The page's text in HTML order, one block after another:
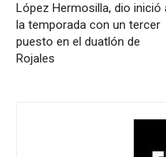
López Hermosilla, dio inició
la temporada con un tercer
puesto en el duatlón de
Rojales